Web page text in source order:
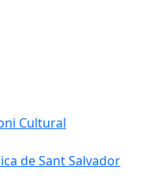
Cultural
de Sant Salvador